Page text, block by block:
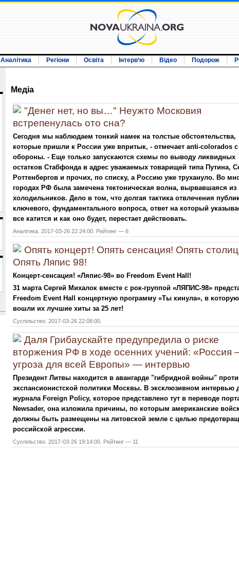
Аналітика Регіони Освіта Інтерв‘ю Відео Подорож
Медiа
"Денег нет, но вы…" Неужто Московия
встрепенулась ото сна?
Сегодня мы наблюдаем тонкий намек на толстые обстоятельства,
которые пришли к России уже впритык, - отмечает anti-colorados
обороны. - Еще только запускаются схемы по выводу ликвидных
остатков Стабфонда в адрес уважаемых товарищей типа Путина,
Роттенбергов и прочих, по списку, а Россию уже трухануло. Во
городах РФ была замечена тектоническая волна, вырвавшаяся из
холодильников. Дело в том, что долгая тактика отвлечения
ключевого, фундаментального вопроса, ответ на который
все катится и как оно будет, перестает действовать.
Аналітика. 2017-03-26 22:24:00. Рейтинг — 6
Опять концерт! Опять сенсация! Опять
Опять Ляпис 98!
Концерт-сенсация! «Ляпис-98» во Freedom Event Hall!
31 марта Сергей Михалок вместе с рок-группой «ЛЯПИС-98»
Freedom Event Hall концертную программу «Ты кинула», в которую
вошли их лучшие хиты за 25 лет!
Суспільство. 2017-03-26 22:08:00.
Даля Грибаускайте предупредила о риске
вторжения РФ в ходе осенних учений: «Россия
угроза для всей Европы» — интервью
Президент Литвы находится в авангарде "гибридной войны"
экспансионистской политики Москвы. В эксклюзивном интервью
журнала Foreign Policy, которое представлено тут в переводе
Newsader, она изложила причины, по которым американские
должны быть размещены на литовской земле с целью
российской агрессии.
Суспільство. 2017-03-26 19:14:00. Рейтинг — 11